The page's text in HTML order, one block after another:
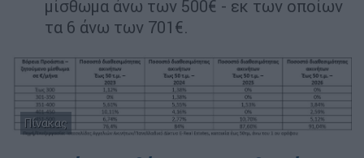
μίσθωμα άνω των 500€ - εκ των οποίων
τα 6 άνω των 701€.
Πίνακας